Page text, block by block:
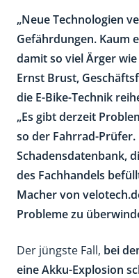
„Neue Technologien
Gefährdungen. Kaum
damit so viel Ärger
Ernst Brust,
die E-Bike-Technik
„Es gibt derzeit
so der Fahrrad-
Schadensdatenbank,
des Fachhandels
Macher von
Probleme zu
Der jüngste Fall, bei
eine Akku-Explosion